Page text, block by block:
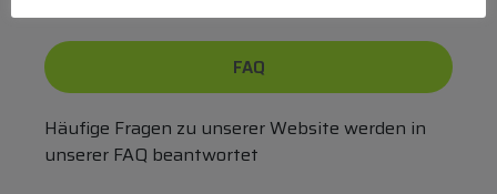
FAQ
Häufige Fragen zu unserer Website werden in
unserer FAQ beantwortet